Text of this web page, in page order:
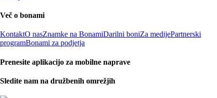
Več o bonami
KontaktO nasZnamke na BonamiDarilni boniZa medijePartnerski
programBonami za podjetja
Prenesite aplikacijo za mobilne naprave
Sledite nam na družbenih omrežjih